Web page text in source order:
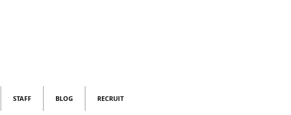
STAFF BLOG RECRUIT